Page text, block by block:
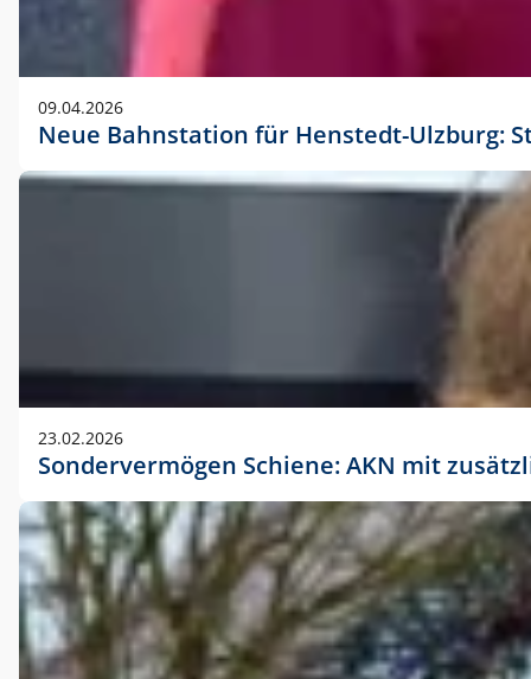
09.04.2026
Neue Bahnstation für Henstedt-Ulzburg:
23.02.2026
Sondervermögen Schiene: AKN mit